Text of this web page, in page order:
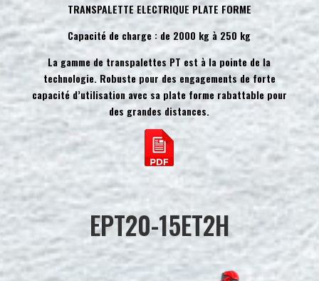
TRANSPALETTE ELECTRIQUE PLATE FORME
Capacité de charge : de 2000 kg à 250 kg
La gamme de transpalettes PT est à la pointe de la
technologie. Robuste pour des engagements de forte
capacité d’utilisation avec sa plate forme rabattable pour
des grandes distances.
EPT20-15ET2H